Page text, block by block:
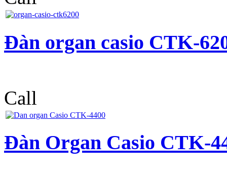
Đàn organ casio CTK-
Call
Đàn Organ Casio CTK-